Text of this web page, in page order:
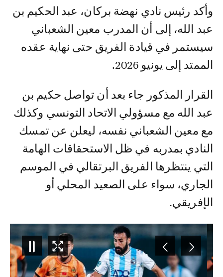
وأكد رئيس نادي نهضة بركان، عبد الحكيم بن
عبد الله، إلى أن المدرب معين الشعباني
سيستمر في قيادة الفريق حتى نهاية عقده
الممتد إلى يونيو 2026.
القرار المذكور جاء بعد أن تواصل حكيم بن
عبد الله مع مسؤولي الاتحاد التونسي وكذلك
مع معين الشعباني نفسه، ليعلن عن تمسك
النادي بمدربه في ظل الاستحقاقات الهامة
التي ينتظرها الفريق البرتقالي في الموسم
الجاري، سواء على الصعيد المحلي أو
الإفريقي.